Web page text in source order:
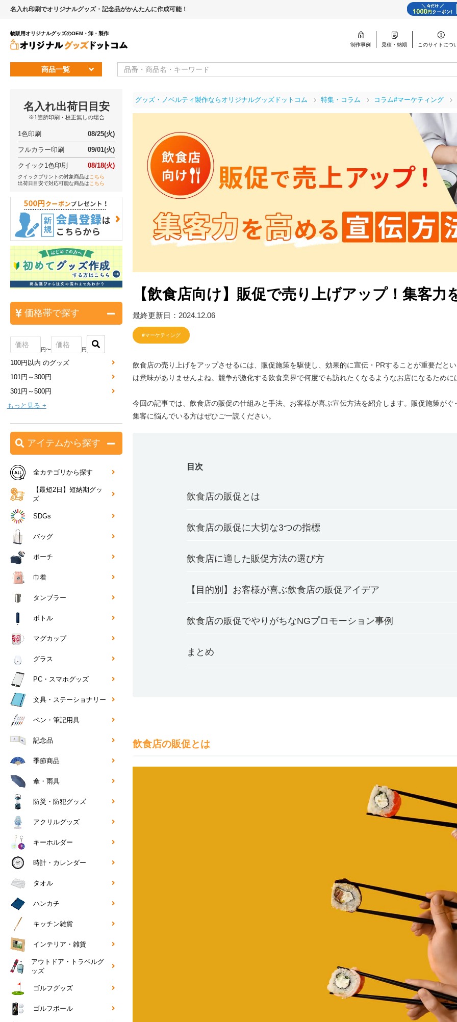
名入れ印刷でオリジナルグッズ・記念品がかんたんに作成可能！
物販用オリジナルグッズのOEM・卸・製作
制作事例
見積・納期 このサイトにつ
商品一覧
グッズ・ノベルティ製作ならオリジナルグッズドットコム 特集・コラム コラム#マーケティング
【飲食店向け】販促で売り上げアップ！集客力
最終更新日：2024.12.06
#マーケティング
飲食店の売り上げをアップさせるには、販促施策を駆使し、効果的に宣伝・PRすることが重要だと
は意味がありませんよね。競争が激化する飲食業界で何度でも訪れたくなるようなお店になるため
今回の記事では、飲食店の販促の仕組みと手法、お客様が喜ぶ宣伝方法を紹介します。販促施策が
集客に悩んでいる方はぜひご一読ください。
目次
飲食店の販促とは
飲食店の販促に大切な3つの指標
飲食店に適した販促方法の選び方
【目的別】お客様が喜ぶ飲食店の販促アイデア
飲食店の販促でやりがちなNGプロモーション事例
まとめ
飲食店の販促とは
名入れ出荷日目安
※1箇所印刷・校正無しの場合
1色印刷 08/25(火)
フルカラー印刷 09/01(火)
クイック1色印刷 08/18(火)
クイックプリントの対象商品は こちら
出荷日目安で対応可能な商品は こちら
価格帯で探す
円〜 円
100円以内 のグッズ
101円～300円
301円～500円
もっと見る +
アイテムから探す
全カテゴリから探す
【最短2日】短納期グッ
ズ
SDGs
バッグ
ポーチ
巾着
タンブラー
ボトル
マグカップ
グラス
PC・スマホグッズ
文具・ステーショナリー
ペン・筆記用具
記念品
季節商品
傘・雨具
防災・防犯グッズ
アクリルグッズ
キーホルダー
時計・カレンダー
タオル
ハンカチ
キッチン雑貨
インテリア・雑貨
アウトドア・トラベルグ
ッズ
ゴルフグッズ
ゴルフボール